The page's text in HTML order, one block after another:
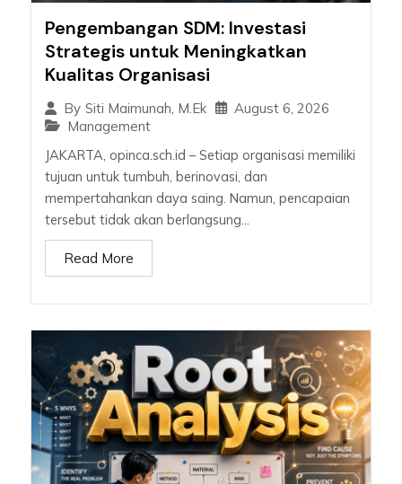
Pengembangan SDM: Investasi
Strategis untuk Meningkatkan
Kualitas Organisasi
By Siti Maimunah, M.Ek
August 6, 2026
Management
JAKARTA, opinca.sch.id – Setiap organisasi memiliki
tujuan untuk tumbuh, berinovasi, dan
mempertahankan daya saing. Namun, pencapaian
tersebut tidak akan berlangsung...
Read More